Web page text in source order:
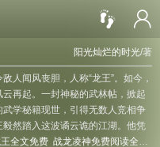
阳光灿烂的时光/著
人闻风丧胆，人称“龙王”。如今，
再起。一封神秘的武林帖，掀起
学秘籍现世，引得无数人竞相争
然踏入这波谲云诡的江湖。他凭
全文免费 战龙凌神免费阅读全